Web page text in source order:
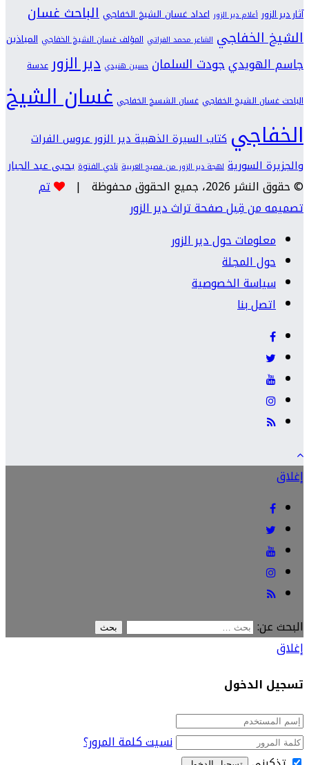
آثار دير الزور أعلام دير الزور اعداد غسان الشيخ الخفاجي الباحث غسان
الشيخ الخفاجي الشاعر محمد الفراتي المؤلف غسان الشيخ الخفاجي المياذين
جاسم الهويديجودت السلمان حسين هنيدي دير الزور عدسة
الباحث غسان الشيخ الخفاجي غسان الشسخ الخفاجي غسان الشيخ
الخفاجي كتاب السيرة الذهبية دير الزور عروس الفرات
والجزيرة السورية لهجة دير الزور من فصيح العربية نادي الفتوة يحيى عبد الجبار
© حقوق النشر 2026، جميع الحقوق محفوظة |
تم
تصميمه من قِبل صفحة تراث دير الزور
معلومات حول دير الزور
حول المجلة
سياسة الخصوصية
اتصل بنا
إغلاق
البحث عن:
إغلاق
تسجيل الدخول
نسيت كلمة المرور؟